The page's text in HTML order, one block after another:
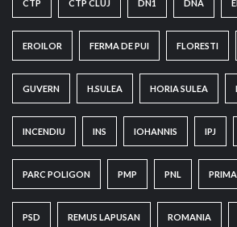
CTP CTP CLUJ DN1 DNA
EROILOR FERMA DE PUI FLORESTI
GUVERN H.SULEA HORIA SULEA
INCENDIU INS IOHANNIS IPJ
PARC POLIGON PMP PNL
PSD REMUS LAPUSAN ROMANIA